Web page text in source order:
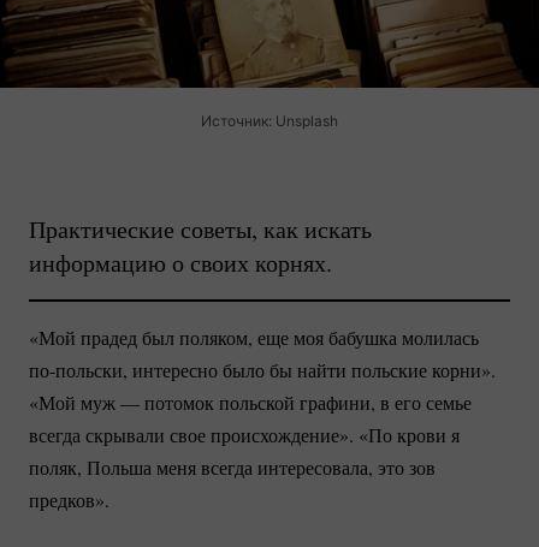
Источник: Unsplash
Практические советы, как искать
информацию о своих корнях.
«Мой прадед был поляком, еще моя бабушка молилась
по-польски, интересно было бы найти польские корни».
«Мой муж — потомок польской графини, в его семье
всегда скрывали свое происхождение». «По крови я
поляк, Польша меня всегда интересовала, это зов
предков».